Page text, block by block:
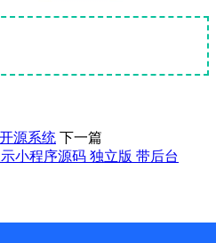
源系统 下一篇
小程序源码 独立版 带后台